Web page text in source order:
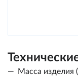
Масса изделия